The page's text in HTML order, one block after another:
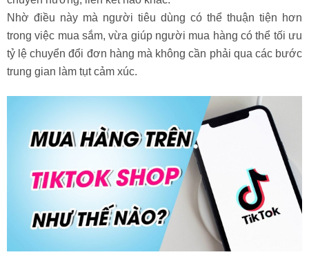
Nhờ điều này mà người tiêu dùng có thể thuận tiện hơn
trong việc mua sắm, vừa giúp người mua hàng có thể tối ưu
tỷ lệ chuyển đổi đơn hàng mà không cần phải qua các bước
trung gian làm tụt cảm xúc.